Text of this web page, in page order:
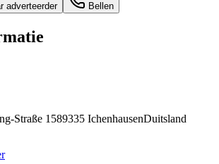
adverteerder Bellen
Straße 1589335 IchenhausenDuitsland